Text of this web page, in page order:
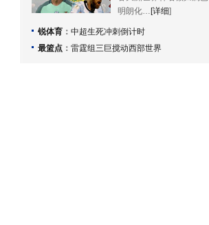
明朗化… [详细]
锐体育 ： 中超生死冲刺倒计时
最篮点 ： 雷霆组三巨搅动西部世界